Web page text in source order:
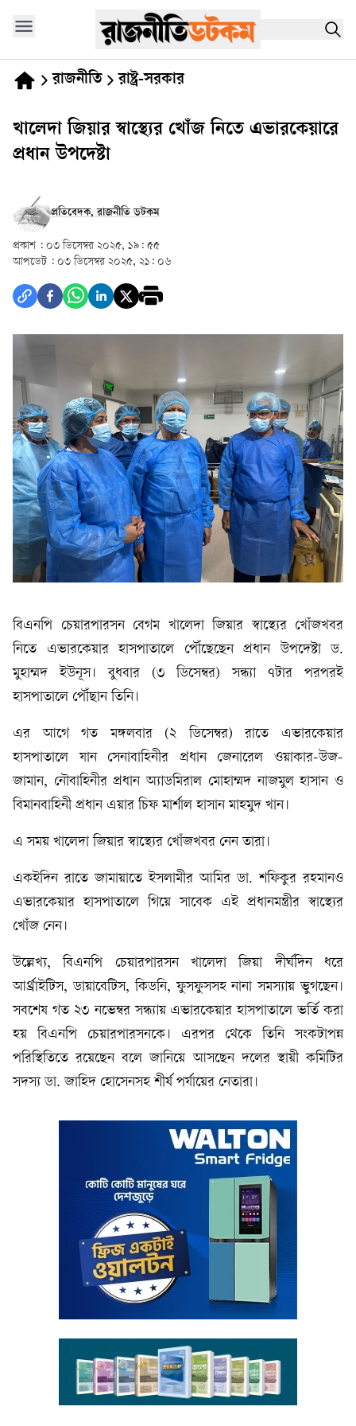
রাজনীতি রাষ্ট্র-সরকার
খালেদা জিয়ার স্বাস্থ্যের খোঁজ নিতে এভারকেয়ারে
প্রধান উপদেষ্টা
প্রতিবেদক, রাজনীতি ডটকম
প্রকাশ : ০৩ ডিসেম্বর ২০২৫, ১৯: ৫৫
আপডেট : ০৩ ডিসেম্বর ২০২৫, ২১: ০৬
বিএনপি চেয়ারপারসন বেগম খালেদা জিয়ার স্বাস্থ্যের খোঁজখবর
নিতে এভারকেয়ার হাসপাতালে পৌঁছেছেন প্রধান উপদেষ্টা ড.
মুহাম্মদ ইউনূস। বুধবার (৩ ডিসেম্বর) সন্ধ্যা ৭টার পরপরই
হাসপাতালে পৌঁছান তিনি।
এর আগে গত মঙ্গলবার (২ ডিসেম্বর) রাতে এভারকেয়ার
হাসপাতালে যান সেনাবাহিনীর প্রধান জেনারেল ওয়াকার-উজ-
জামান, নৌবাহিনীর প্রধান অ্যাডমিরাল মোহাম্মদ নাজমুল হাসান ও
বিমানবাহিনী প্রধান এয়ার চিফ মার্শাল হাসান মাহমুদ খান।
এ সময় খালেদা জিয়ার স্বাস্থ্যের খোঁজখবর নেন তারা।
একইদিন রাতে জামায়াতে ইসলামীর আমির ডা. শফিকুর রহমানও
এভারকেয়ার হাসপাতালে গিয়ে সাবেক এই প্রধানমন্ত্রীর স্বাস্থ্যের
খোঁজ নেন।
উল্লেখ্য, বিএনপি চেয়ারপারসন খালেদা জিয়া দীর্ঘদিন ধরে
আর্থ্রাইটিস, ডায়াবেটিস, কিডনি, ফুসফুসসহ নানা সমস্যায় ভুগছেন।
সবশেষ গত ২৩ নভেম্বর সন্ধ্যায় এভারকেয়ার হাসপাতালে ভর্তি করা
হয় বিএনপি চেয়ারপারসনকে। এরপর থেকে তিনি সংকটাপন্ন
পরিস্থিতিতে রয়েছেন বলে জানিয়ে আসছেন দলের স্থায়ী কমিটির
সদস্য ডা. জাহিদ হোসেনসহ শীর্ষ পর্যায়ের নেতারা।